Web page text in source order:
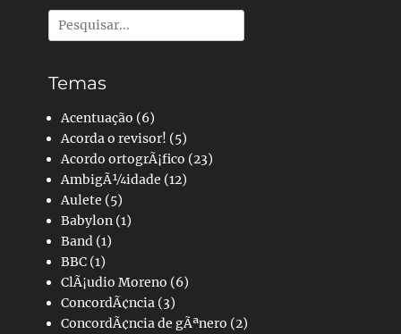
Pesquisar
por:
Temas
Acentuação (6)
Acorda o revisor! (5)
Acordo ortogrÃ¡fico (23)
AmbigÃ¼idade (12)
Aulete (5)
Babylon (1)
Band (1)
BBC (1)
ClÃ¡udio Moreno (6)
ConcordÃ¢ncia (3)
ConcordÃ¢ncia de gÃªnero (2)